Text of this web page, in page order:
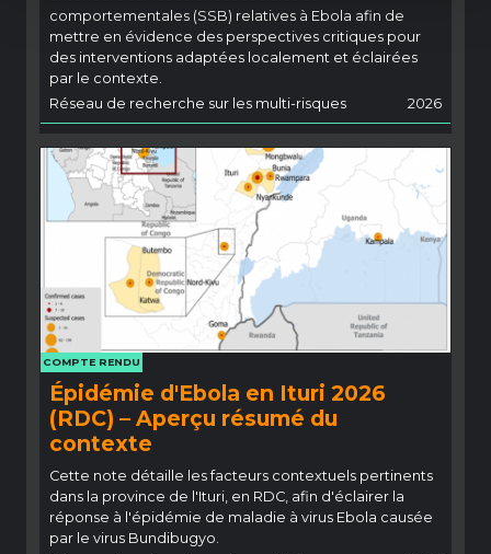
comportementales (SSB) relatives à Ebola afin de
mettre en évidence des perspectives critiques pour
des interventions adaptées localement et éclairées
par le contexte.
Réseau de recherche sur les multi-risques
2026
COMPTE RENDU
Épidémie d'Ebola en Ituri 2026
(RDC) – Aperçu résumé du
contexte
Cette note détaille les facteurs contextuels pertinents
dans la province de l'Ituri, en RDC, afin d'éclairer la
réponse à l'épidémie de maladie à virus Ebola causée
par le virus Bundibugyo.